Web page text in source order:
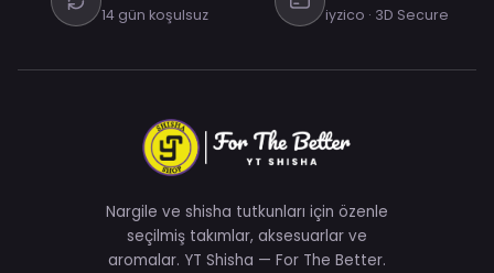
14 gün koşulsuz iyzico · 3D Secure
Nargile ve shisha tutkunları için özenle
seçilmiş takımlar, aksesuarlar ve
aromalar. YT Shisha — For The Better.